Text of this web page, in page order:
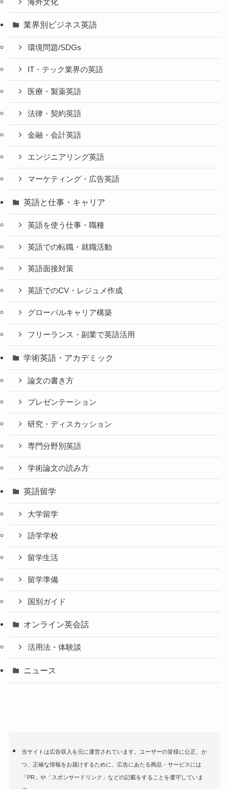
海外文化
業界別ビジネス英語
環境問題/SDGs
IT・テック業界の英語
医療・製薬英語
法律・契約英語
金融・会計英語
エンジニアリング英語
マーケティング・広告英語
英語と仕事・キャリア
英語を使う仕事・職種
英語での転職・就職活動
英語面接対策
英語でのCV・レジュメ作成
グローバルキャリア構築
フリーランス・副業で英語活用
学術英語・アカデミック
論文の書き方
プレゼンテーション
研究・ディスカッション
専門分野別英語
学術論文の読み方
英語留学
大学留学
語学学校
留学生活
留学準備
国別ガイド
オンライン英会話
活用法・体験談
ニュース
当サイトは広告収入を元に運営されています。ユーザーの皆様に公正、か
つ、正確な情報をお届けするために、広告にあたる商品・サービスには
「PR」や「スポンサードリンク」などの記載をすることを遵守していま